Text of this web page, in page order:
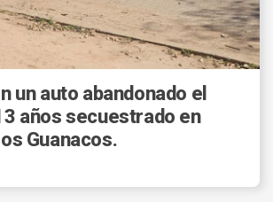
un auto abandonado el
años secuestrado en
Guanacos.